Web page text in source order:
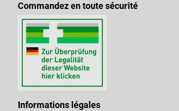
Commandez en toute sécurité
Informations légales